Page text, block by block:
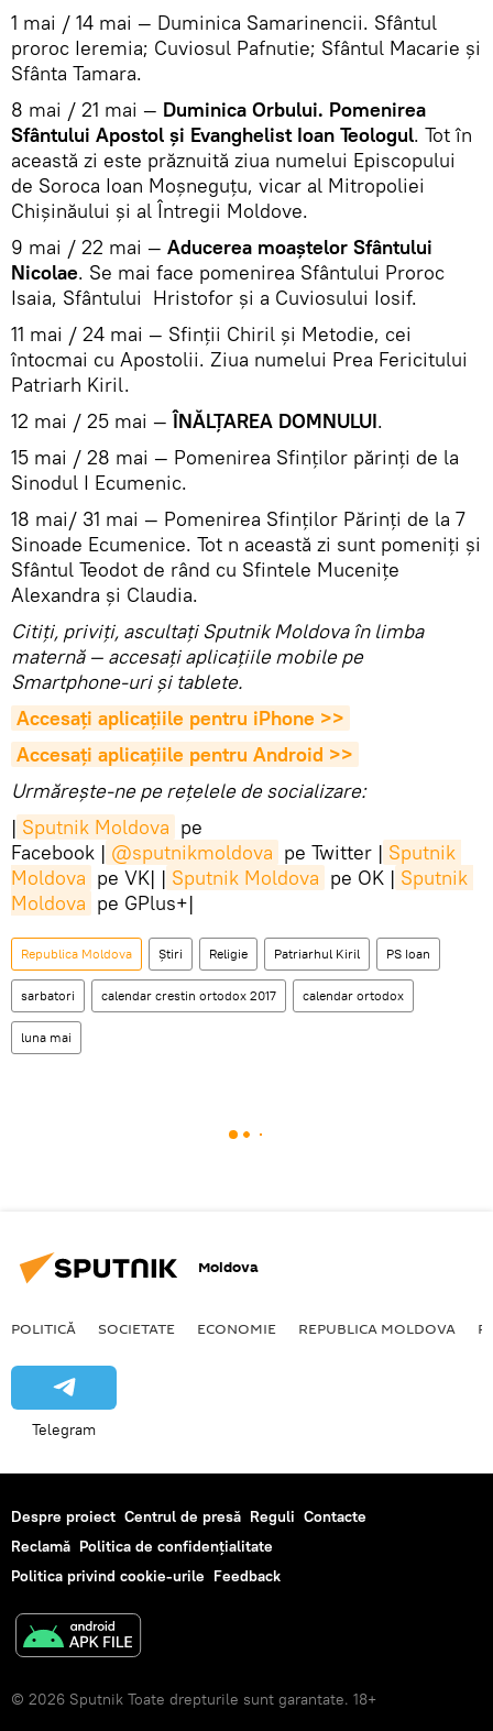
1 mai / 14 mai — Duminica Samarinencii. Sfântul
proroc Ieremia; Cuviosul Pafnutie; Sfântul Macarie și
Sfânta Tamara.
8 mai / 21 mai — Duminica Orbului. Pomenirea
Sfântului Apostol și Evanghelist Ioan Teologul. Tot în
această zi este prăznuită ziua numelui Episcopului
de Soroca Ioan Moșneguțu, vicar al Mitropoliei
Chișinăului și al Întregii Moldove.
9 mai / 22 mai — Aducerea moaștelor Sfântului
Nicolae. Se mai face pomenirea Sfântului Proroc
Isaia, Sfântului Hristofor și a Cuviosului Iosif.
11 mai / 24 mai — Sfinții Chiril și Metodie, cei
întocmai cu Apostolii. Ziua numelui Prea Fericitului
Patriarh Kiril.
12 mai / 25 mai —ÎNĂLȚAREA DOMNULUI.
15 mai / 28 mai — Pomenirea Sfinților părinți de la
Sinodul I Ecumenic.
18 mai/ 31 mai — Pomenirea Sfinților Părinți de la 7
Sinoade Ecumenice. Tot n această zi sunt pomeniți și
Sfântul Teodot de rând cu Sfintele Mucenițe
Alexandra și Claudia.
Citiţi, priviţi, ascultaţi Sputnik Moldova în limba
maternă — accesaţi aplicaţiile mobile pe
Smartphone-uri şi tablete.
Accesaţi aplicaţiile pentru iPhone >>
Accesaţi aplicaţiile pentru Android >>
Urmărește-ne pe rețelele de socializare:
| Sputnik Moldova pe
Facebook | @sputnikmoldova pe Twitter | Sputnik
Moldova pe VK| | Sputnik Moldova pe OK | Sputnik
Moldova pe GPlus+|
Republica Moldova Știri Religie Patriarhul Kiril PS Ioan
sarbatori calendar crestin ortodox 2017 calendar ortodox
luna mai
Moldova
POLITICĂ SOCIETATE ECONOMIE REPUBLICA MOLDOVA
Telegram
Despre proiect Centrul de presă Reguli Contacte
Reclamă Politica de confidențialitate
Politica privind cookie-urile Feedback
© 2026 Sputnik Toate drepturile sunt garantate. 18+